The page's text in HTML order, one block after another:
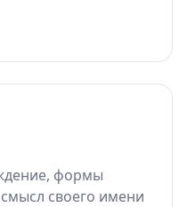
формы
своего имени